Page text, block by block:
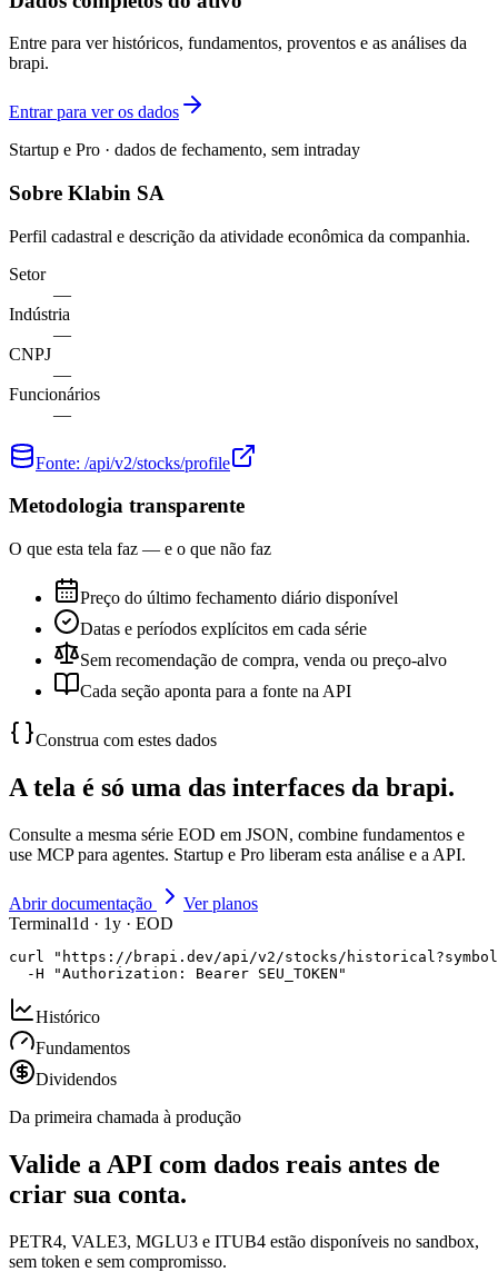
Entre para ver históricos, fundamentos, proventos e as análises da
brapi.
Entrar para ver os dados
Startup e Pro · dados de fechamento, sem intraday
Sobre Klabin SA
Perfil cadastral e descrição da atividade econômica da companhia.
Setor
—
Indústria
—
CNPJ
—
Funcionários
—
Fonte: /api/v2/stocks/profile
Metodologia transparente
O que esta tela faz — e o que não faz
Preço do último fechamento diário disponível
Datas e períodos explícitos em cada série
Sem recomendação de compra, venda ou preço-alvo
Cada seção aponta para a fonte na API
Construa com estes dados
A tela é só uma das interfaces da brapi.
Consulte a mesma série EOD em JSON, combine fundamentos e
use MCP para agentes. Startup e Pro liberam esta análise e a API.
Abrir documentação
Ver planos
Terminal1d · 1y · EOD
curl "https://brapi.dev/api/v2/stocks/
  -H "Authorization: Bearer SEU_TOKEN"
Histórico
Fundamentos
Dividendos
Da primeira chamada à produção
Valide a API com dados reais antes de
criar sua conta.
PETR4, VALE3, MGLU3 e ITUB4 estão disponíveis no sandbox,
sem token e sem compromisso.